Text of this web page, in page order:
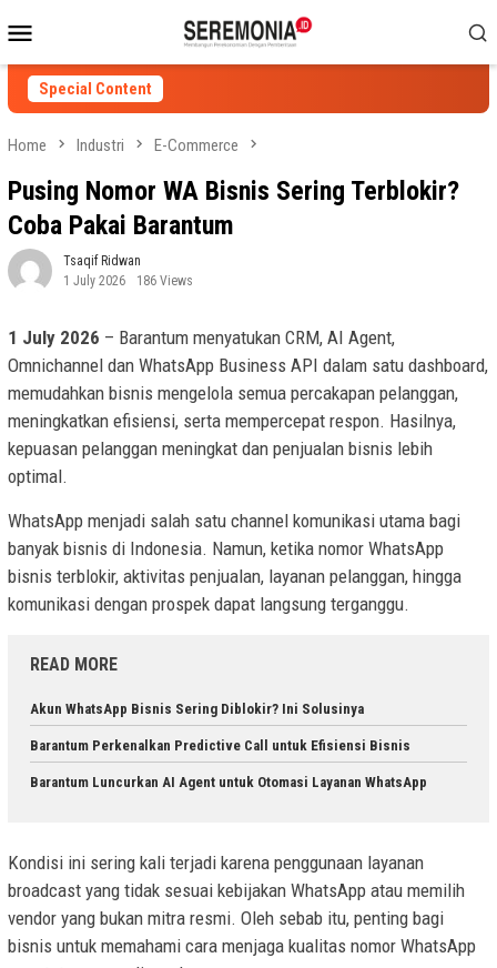
to
contentMenu
Special Content
Home Industri E-Commerce
Pusing Nomor WA Bisnis Sering Terblokir?
Coba Pakai Barantum
Tsaqif Ridwan
1 July 2026
186 Views
1 July 2026 – Barantum menyatukan CRM, AI Agent,
Omnichannel dan WhatsApp Business API dalam satu dashboard,
memudahkan bisnis mengelola semua percakapan pelanggan,
meningkatkan efisiensi, serta mempercepat respon. Hasilnya,
kepuasan pelanggan meningkat dan penjualan bisnis lebih
optimal.
WhatsApp menjadi salah satu channel komunikasi utama bagi
banyak bisnis di Indonesia. Namun, ketika nomor WhatsApp
bisnis terblokir, aktivitas penjualan, layanan pelanggan, hingga
komunikasi dengan prospek dapat langsung terganggu.
READ MORE
Akun WhatsApp Bisnis Sering Diblokir? Ini Solusinya
Barantum Perkenalkan Predictive Call untuk Efisiensi Bisnis
Barantum Luncurkan AI Agent untuk Otomasi Layanan WhatsApp
Kondisi ini sering kali terjadi karena penggunaan layanan
broadcast yang tidak sesuai kebijakan WhatsApp atau memilih
vendor yang bukan mitra resmi. Oleh sebab itu, penting bagi
bisnis untuk memahami cara menjaga kualitas nomor WhatsApp